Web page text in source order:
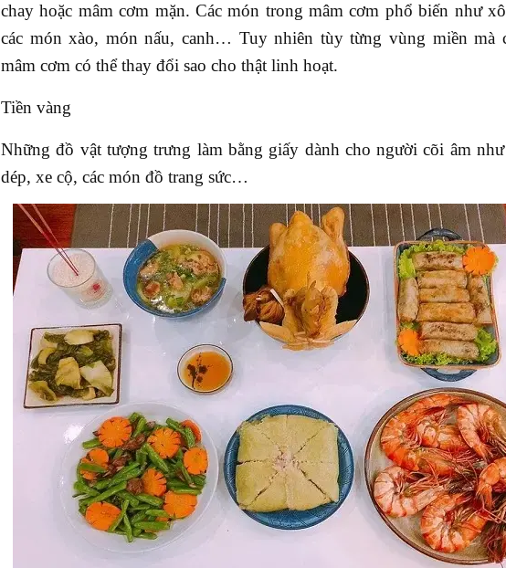
chay hoặc mâm cơm mặn. Các món trong mâm cơm phổ biến như
các món xào, món nấu, canh… Tuy nhiên tùy từng vùng miền mà
mâm cơm có thể thay đổi sao cho thật linh hoạt.
Tiền vàng
Những đồ vật tượng trưng làm bằng giấy dành cho người cõi âm
dép, xe cộ, các món đồ trang sức…